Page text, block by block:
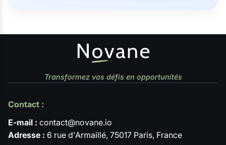
Transformez vos défis en opportunités
Contact :
E-mail : contact@novane.io
Adresse : 6 rue d'Armaillé, 75017 Paris, France